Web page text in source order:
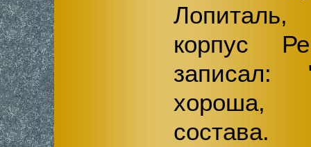
корпус
записал:
хороша,